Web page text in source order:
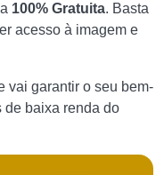
100% Gratuita. Basta
acesso à imagem e
vai garantir o seu bem-
de baixa renda do